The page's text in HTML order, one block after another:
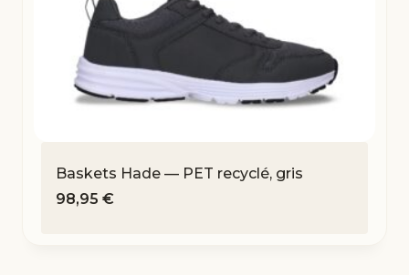
Baskets Hade — PET recyclé, gris
98,95 €